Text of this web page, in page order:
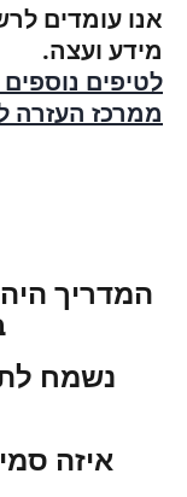
אנו עומדים
מידע ועצה.
לטיפים
ממרכז העזרה
המדריך
נשמח
איזה